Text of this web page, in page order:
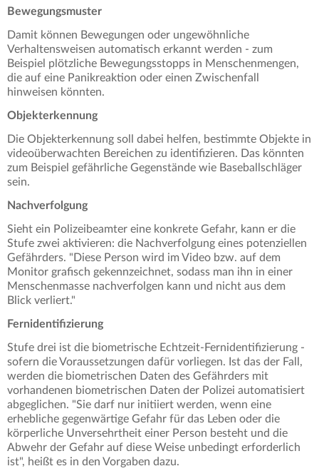
Bewegungsmuster
Damit können Bewegungen oder ungewöhnliche
Verhaltensweisen automatisch erkannt werden - zum
Beispiel plötzliche Bewegungsstopps in Menschenmengen,
die auf eine Panikreaktion oder einen Zwischenfall
hinweisen könnten.
Objekterkennung
Die Objekterkennung soll dabei helfen, bestimmte Objekte in
videoüberwachten Bereichen zu identifizieren. Das könnten
zum Beispiel gefährliche Gegenstände wie Baseballschläger
sein.
Nachverfolgung
Sieht ein Polizeibeamter eine konkrete Gefahr, kann er die
Stufe zwei aktivieren: die Nachverfolgung eines potenziellen
Gefährders. "Diese Person wird im Video bzw. auf dem
Monitor grafisch gekennzeichnet, sodass man ihn in einer
Menschenmasse nachverfolgen kann und nicht aus dem
Blick verliert."
Fernidentifizierung
Stufe drei ist die biometrische Echtzeit-Fernidentifizierung -
sofern die Voraussetzungen dafür vorliegen. Ist das der Fall,
werden die biometrischen Daten des Gefährders mit
vorhandenen biometrischen Daten der Polizei automatisiert
abgeglichen. "Sie darf nur initiiert werden, wenn eine
erhebliche gegenwärtige Gefahr für das Leben oder die
körperliche Unversehrtheit einer Person besteht und die
Abwehr der Gefahr auf diese Weise unbedingt erforderlich
ist", heißt es in den Vorgaben dazu.